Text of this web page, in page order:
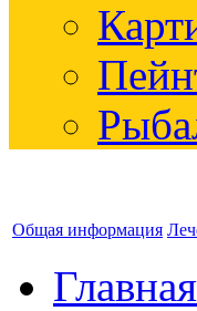
Общая информация
Главная